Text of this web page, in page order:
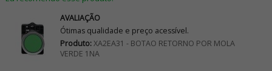
AVALIAÇÃO
Ótimas qualidade e preço acessível.
Produto:XA2EA31 - BOTAO RETORNO POR MOLA
VERDE 1NA